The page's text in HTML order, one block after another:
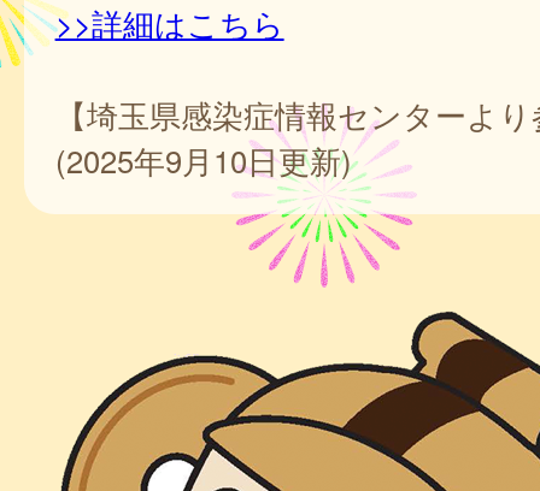
>>詳細はこちら
【埼玉県感染症情報センターよ
(2025年9月10日更新)